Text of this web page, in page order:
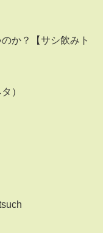
か？【サシ飲みト
）